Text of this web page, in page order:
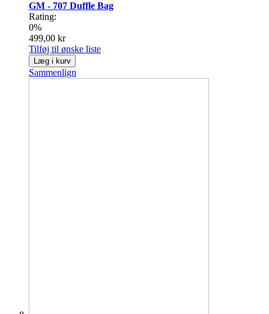
GM - 707 Duffle Bag
Rating:
0%
499,00 kr
Tilføj til ønske liste
Læg i kurv
Sammenlign